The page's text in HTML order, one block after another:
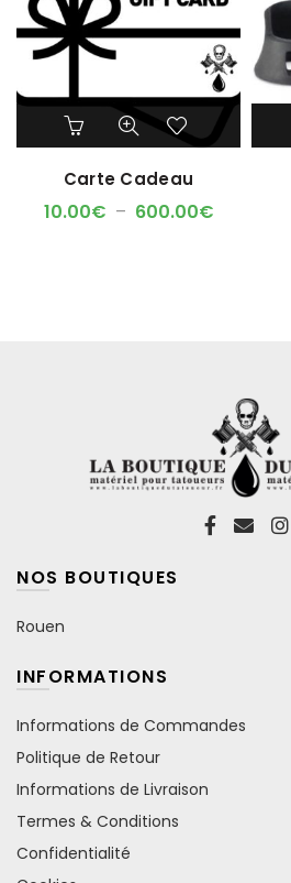
Ce
produit
plusieurs
variations.
Les
Carte Cadeau
10.00€ – 600.00€Plage
NOS BOUTIQUES
Rouen
INFORMATIONS
Informations de Commandes
Politique de Retour
Informations de Livraison
Termes & Conditions
Confidentialité